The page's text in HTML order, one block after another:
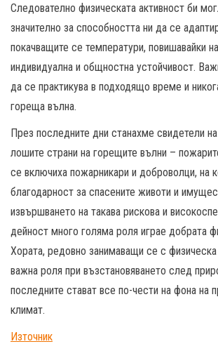
Следователно физическата активност би
значително за способността ни да се
покачващите се температури, повишавайки
индивидуална и общностна устойчивост.
да се практикува в подходящо време и
гореща вълна.
През последните дни станахме свидетели
лошите страни на горещите вълни –
се включиха пожарникари и доброволци, на
благодарност за спасените животи и
извършването на такава рискова и
дейност много голяма роля играе добрата
Хората, редовно занимаващи се с физическа
важна роля при възстановяването след
последните стават все по-чести на фона на
климат.
Източник